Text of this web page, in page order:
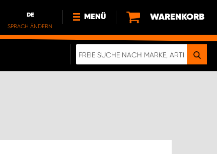
DE
SPRACH ÄNDERN
MENÜ
NEWS
WARENKORB